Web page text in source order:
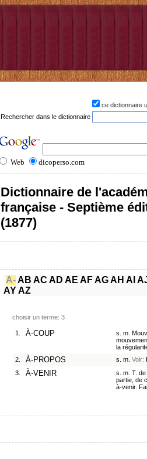
ce dictionnaire
Rechercher dans le dictionnaire
Web dicoperso.com
Dictionnaire de
française - Septième
(1877)
A-AB AC AD AE AFAGAH AI
AYAZ
choisir un terme: 3
1. À-COUP
s. m.
la
2.
À-PROPOS s. m. Voir:
3.
À-VENIR
s. m. T.
partie, de
à-venir.